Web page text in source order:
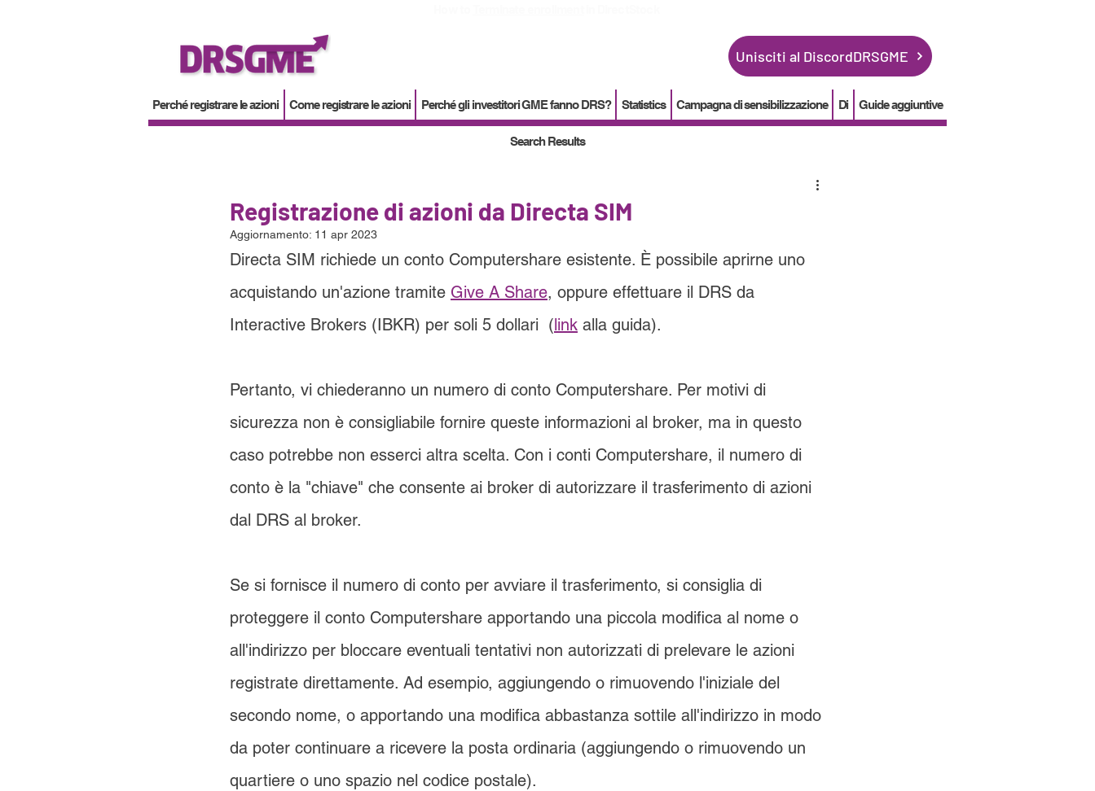
Unisciti al DiscordDRSGME
Perché registrare le azioni Come registrare le azioni Perché gli investitori GME fanno DRS? Statistics Campagna di sensibilizzazione Di Guide aggiuntive
Search Results
Registrazione di azioni da Directa SIM
Aggiornamento: 11 apr 2023
Directa SIM richiede un conto Computershare esistente. È possibile aprirne uno
acquistando un'azione tramite Give A Share, oppure effettuare il DRS da
Interactive Brokers (IBKR) per soli 5 dollari  (link alla guida).
Pertanto, vi chiederanno un numero di conto Computershare. Per motivi di
sicurezza non è consigliabile fornire queste informazioni al broker, ma in questo
caso potrebbe non esserci altra scelta. Con i conti Computershare, il numero di
conto è la "chiave" che consente ai broker di autorizzare il trasferimento di azioni
dal DRS al broker.
Se si fornisce il numero di conto per avviare il trasferimento, si consiglia di
proteggere il conto Computershare apportando una piccola modifica al nome o
all'indirizzo per bloccare eventuali tentativi non autorizzati di prelevare le azioni
registrate direttamente. Ad esempio, aggiungendo o rimuovendo l'iniziale del
secondo nome, o apportando una modifica abbastanza sottile all'indirizzo in modo
da poter continuare a ricevere la posta ordinaria (aggiungendo o rimuovendo un
quartiere o uno spazio nel codice postale).